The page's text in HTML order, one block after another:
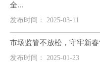
全...
发布时间： 2025-03-11
市场监管不放松，守牢新春
发布时间： 2025-01-23